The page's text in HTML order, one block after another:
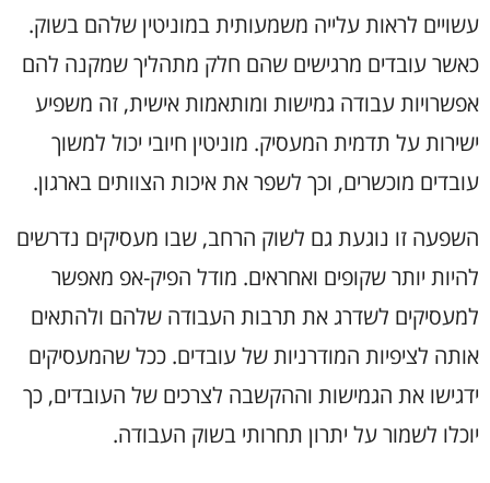
עשויים לראות עלייה משמעותית במוניטין שלהם בשוק.
כאשר עובדים מרגישים שהם חלק מתהליך שמקנה להם
אפשרויות עבודה גמישות ומותאמות אישית, זה משפיע
ישירות על תדמית המעסיק. מוניטין חיובי יכול למשוך
עובדים מוכשרים, וכך לשפר את איכות הצוותים בארגון.
השפעה זו נוגעת גם לשוק הרחב, שבו מעסיקים נדרשים
להיות יותר שקופים ואחראים. מודל הפיק-אפ מאפשר
למעסיקים לשדרג את תרבות העבודה שלהם ולהתאים
אותה לציפיות המודרניות של עובדים. ככל שהמעסיקים
ידגישו את הגמישות וההקשבה לצרכים של העובדים, כך
יוכלו לשמור על יתרון תחרותי בשוק העבודה.